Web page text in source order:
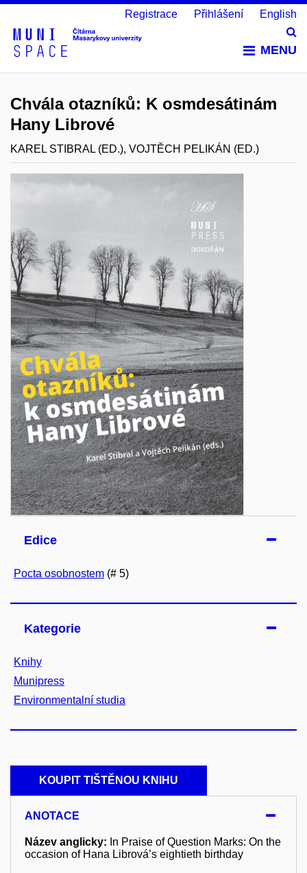
MENU
Registrace Přihlášení English
Chvála otazníků: K osmdesátinám
Hany Librové
KAREL STIBRAL (ED.), VOJTĚCH PELIKÁN (ED.)
Edice
Pocta osobnostem (# 5)
Kategorie
Knihy
Munipress
Environmentalní studia
KOUPIT TIŠTĚNOU KNIHU
ANOTACE
Název anglicky: In Praise of Question Marks: On the
occasion of Hana Librová’s eightieth birthday